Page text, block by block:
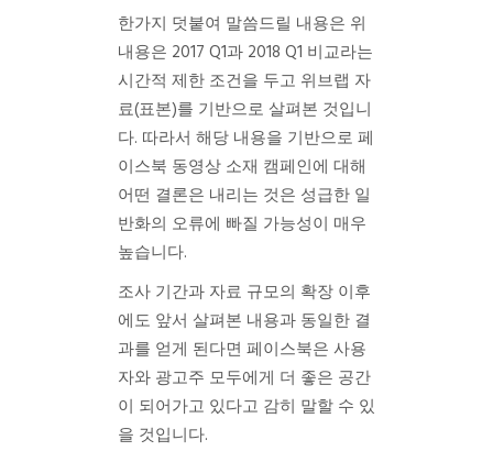
한가지 덧붙여 말씀드릴 내용은 위
내용은 2017 Q1과 2018 Q1 비교라는
시간적 제한 조건을 두고 위브랩 자
료(표본)를 기반으로 살펴본 것입니
다. 따라서 해당 내용을 기반으로 페
이스북 동영상 소재 캠페인에 대해
어떤 결론은 내리는 것은 성급한 일
반화의 오류에 빠질 가능성이 매우
높습니다.
조사 기간과 자료 규모의 확장 이후
에도 앞서 살펴본 내용과 동일한 결
과를 얻게 된다면 페이스북은 사용
자와 광고주 모두에게 더 좋은 공간
이 되어가고 있다고 감히 말할 수 있
을 것입니다.